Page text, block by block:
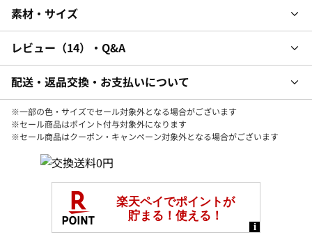
素材・サイズ
レビュー 14 ・Q&A
配送・返品交換・お支払いについて
※一部の色・サイズでセール対象外となる場合がございます
※セール商品はポイント付与対象外になります
※セール商品はクーポン・キャンペーン対象外となる場合がございます